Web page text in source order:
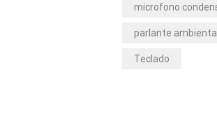
microfono
parlante ambiental
Teclado